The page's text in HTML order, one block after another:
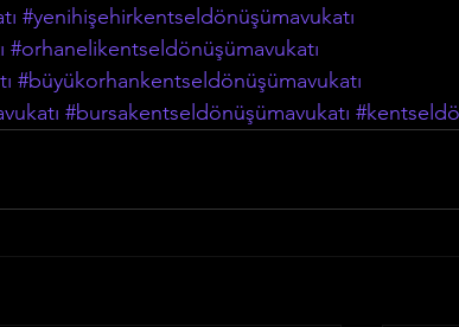
#yenihişehirkentseldönüşümavukatı
#orhanelikentseldönüşümavukatı
#büyükorhankentseldönüşümavukatı
#bursakentseldönüşümavukatı